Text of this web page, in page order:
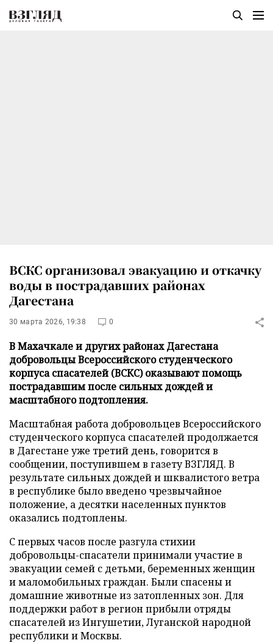
ВСКС организовал эвакуацию и откачку
воды в пострадавших районах
Дагестана
30 марта 2026, 19:38 0
В Махачкале и других районах Дагестана
добровольцы Всероссийского студенческого
корпуса спасателей (ВСКС) оказывают помощь
пострадавшим после сильных дождей и
масштабного подтопления.
Масштабная работа добровольцев Всероссийского
студенческого корпуса спасателей продолжается
в Дагестане уже третий день, говорится в
сообщении, поступившем в газету ВЗГЛЯД. В
результате сильных дождей и шквалистого ветра
в республике было введено чрезвычайное
положение, а десятки населенных пунктов
оказались подтоплены.
С первых часов после разгула стихии
добровольцы-спасатели принимали участие в
эвакуации семей с детьми, беременных женщин
и маломобильных граждан. Были спасены и
домашние животные из затопленных зон. Для
поддержки работ в регион прибыли отряды
спасателей из Ингушетии, Луганской народной
республики и Москвы.